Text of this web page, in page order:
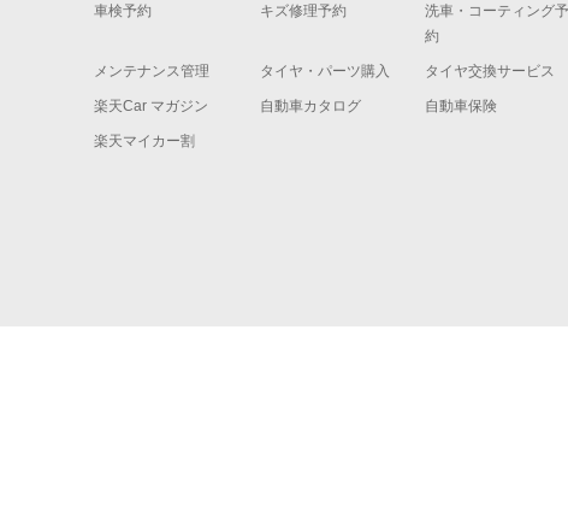
車検予約 キズ修理予約
洗車・コーティング予
約
メンテナンス管理 タイヤ・パーツ購入 タイヤ交換サービス
楽天Car マガジン 自動車カタログ 自動車保険
楽天マイカー割